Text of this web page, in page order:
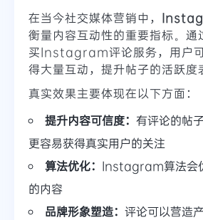
在当今社交媒体营销中，
衡量内容互动性的重要指标。通
买Instagram评论服务，用户
得大量互动，提升帖子的活跃度
真实效果主要体现在以下方面：
提升内容可信度： 有评论的帖
更容易获得真实用户的关注
算法优化： Instagram算法会
的内容
品牌形象塑造： 评论可以营造